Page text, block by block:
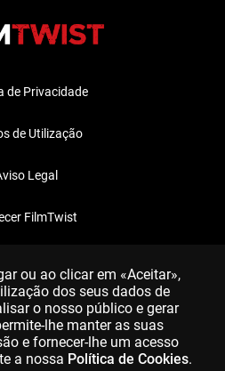
de Privacidade
de Utilização
Legal
FilmTwist
ou ao clicar em «Aceitar»,
dos seus dados de
o nosso público e gerar
lhe manter as suas
e fornecer-lhe um acesso
a nossa Política de Cookies.